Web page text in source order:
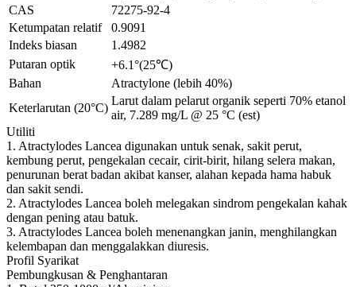
CAS
72275-92-4
Ketumpatan relatif
0.9091
Indeks biasan
1.4982
Putaran optik
+6.1°(25℃)
Bahan
Atractylone (lebih 40%)
Keterlarutan (20°C)
Larut dalam pelarut organik seperti 70% etanol
air, 7.289 mg/L @ 25 °C (est)
Utiliti
1. Atractylodes Lancea digunakan untuk senak, sakit perut,
kembung perut, pengekalan cecair, cirit-birit, hilang selera makan,
penurunan berat badan akibat kanser, alahan kepada hama habuk
dan sakit sendi.
2. Atractylodes Lancea boleh melegakan sindrom pengekalan kahak
dengan pening atau batuk.
3. Atractylodes Lancea boleh menenangkan janin, menghilangkan
kelembapan dan menggalakkan diuresis.
Profil Syarikat
Pembungkusan & Penghantaran